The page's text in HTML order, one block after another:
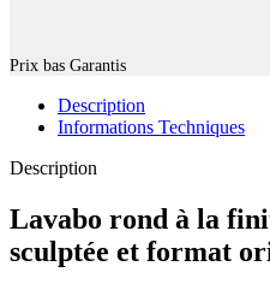
Prix bas Garantis
Description
Informations Techniques
Description
Lavabo rond à la
sculptée et format